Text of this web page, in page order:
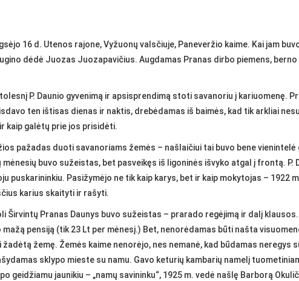
16 d. Utenos rajone, Vyžuonų valsčiuje, Paneveržio kaime. Kai jam
dėdė Juozas Juozapavičius. Augdamas Pranas dirbo piemens,
P. Daunio gyvenimą ir apsisprendimą stoti savanoriu į kariuomenę.
ten ištisas dienas ir naktis, drebėdamas iš baimės, kad tik arkliai
kaip galėtų prie jos prisidėti.
pažadas duoti savanoriams žemės – našlaičiui tai buvo bene
mėnesių buvo sužeistas, bet pasveikęs iš ligoninės išvyko atgal į frontą.
puskarininkiu. Pasižymėjo ne tik kaip karys, bet ir kaip mokytojas – 1922
karius skaityti ir rašyti.
Širvintų Pranas Daunys buvo sužeistas – prarado regėjimą ir dalį
mažą pensiją (tik 23 Lt per mėnesį.) Bet, nenorėdamas būti našta
žemę. Žemės kaime nenorėjo, nes nemanė, kad būdamas
sklypo mieste su namu. Gavo keturių kambarių namelį
geidžiamu jaunikiu – „namų savininku“, 1925 m. vedė našlę Barborą